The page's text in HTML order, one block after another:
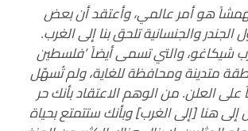
هو أمر عالمي، وأعتقد أن بعض
الجندر والجنسانية تلحق بنا إلى الغرب.
والتي تسمى أيضاً ’فلسطين
متدينة ومحافظة للغاية، ولم تُسهّل
العلن. من الوهم الاعتقاد بأنك حر
إلى هنا [إلى الغرب] وبأنك ستتمتع بحياة